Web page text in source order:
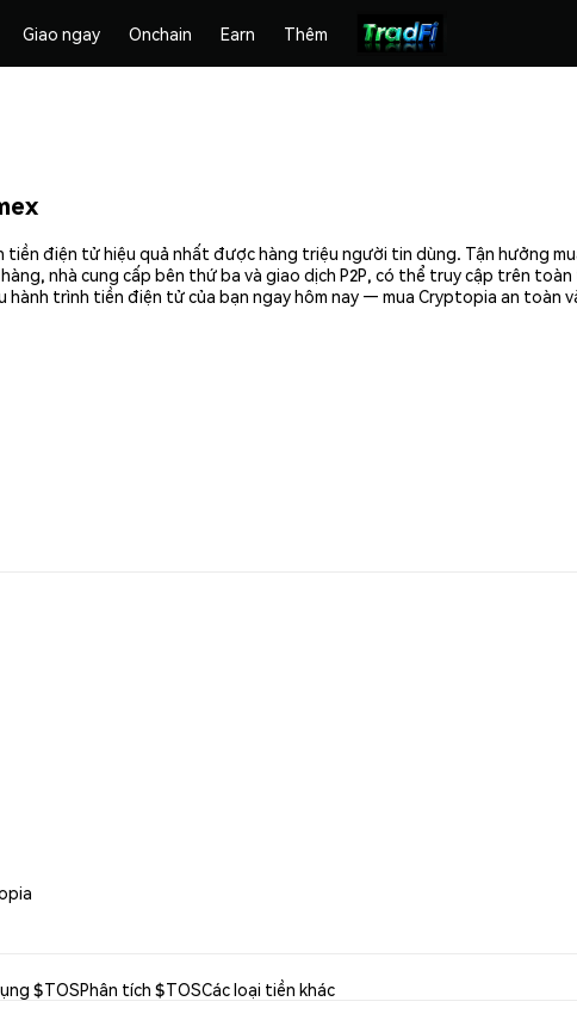
Giao ngay Onchain Earn Thêm
tiền điện tử hiệu quả nhất được hàng triệu người tin dùng. Tận hưởng
nhà cung cấp bên thứ ba và giao dịch P2P, có thể truy cập trên
hành trình tiền điện tử của bạn ngay hôm nay — mua Cryptopia an toàn
$TOSPhân tích $TOSCác loại tiền khác